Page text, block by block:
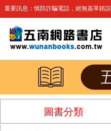
重要訊息：慎防詐騙電話，絕無簽單錯
圖書分類